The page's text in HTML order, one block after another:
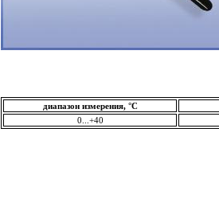
диапазон измерения, °С
0...+40